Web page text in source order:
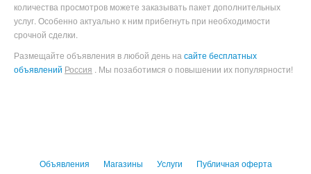
количества просмотров можете заказывать пакет дополнительных
услуг. Особенно актуально к ним прибегнуть при необходимости
срочной сделки.
Размещайте объявления в любой день на сайте бесплатных
объявлений Россия . Мы позаботимся о повышении их популярности!
Объявления Магазины Услуги Публичная оферта